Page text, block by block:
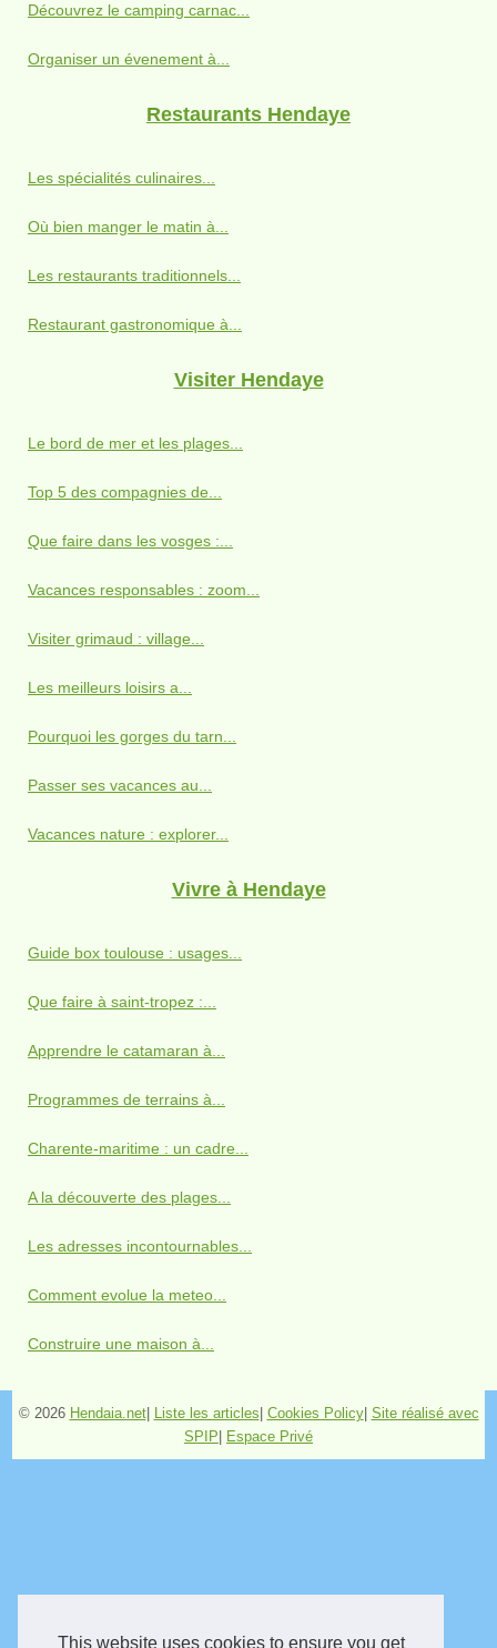
This website uses cookies to ensure you get
Découvrez le camping carnac...
Organiser un évenement à...
Restaurants Hendaye
Les spécialités culinaires...
Où bien manger le matin à...
Les restaurants traditionnels...
Restaurant gastronomique à...
Visiter Hendaye
Le bord de mer et les plages...
Top 5 des compagnies de...
Que faire dans les vosges :...
Vacances responsables : zoom...
Visiter grimaud : village...
Les meilleurs loisirs a...
Pourquoi les gorges du tarn...
Passer ses vacances au...
Vacances nature : explorer...
Vivre à Hendaye
Guide box toulouse : usages...
Que faire à saint-tropez :...
Apprendre le catamaran à...
Programmes de terrains à...
Charente-maritime : un cadre...
A la découverte des plages...
Les adresses incontournables...
Comment evolue la meteo...
Construire une maison à...
© 2026 Hendaia.net| Liste les articles Cookies Policy| Site réalisé avec
SPIP
Espace Privé